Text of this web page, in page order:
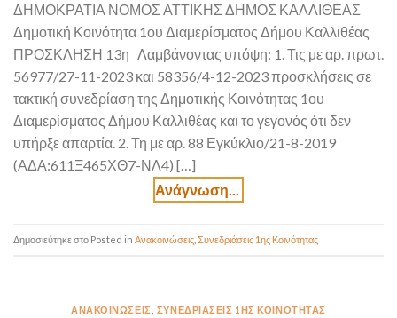
ΔΗΜΟΚΡΑΤΙΑ ΝΟΜΟΣ ΑΤΤΙΚΗΣ ΔΗΜΟΣ ΚΑΛΛΙΘΕΑΣ
Δημοτική Κοινότητα 1ου Διαμερίσματος Δήμου Καλλιθέας
ΠΡΟΣΚΛΗΣΗ 13η Λαμβάνοντας υπόψη: 1. Τις με αρ. πρωτ.
56977/27-11-2023 και 58356/4-12-2023 προσκλήσεις σε
τακτική συνεδρίαση της Δημοτικής Κοινότητας 1ου
Διαμερίσματος Δήμου Καλλιθέας και το γεγονός ότι δεν
υπήρξε απαρτία. 2. Τη με αρ. 88 Εγκύκλιο/21-8-2019
(ΑΔΑ:611Ξ465ΧΘ7-ΝΛ4) […]
Posted in Ανακοινώσεις Συνεδριάσεις 1ης Κοινότητας
ΑΝΑΚΟΙΝΏΣΕΙΣ ΣΥΝΕΔΡΙΆΣΕΙΣ 1ΗΣ ΚΟΙΝΌΤΗΤΑΣ